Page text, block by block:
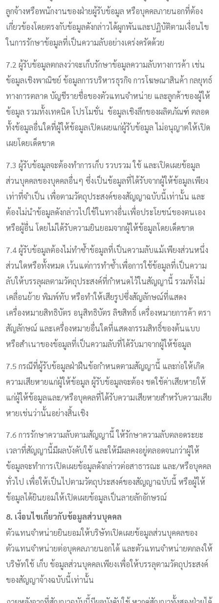
ลูกจ้างหรือพนักงานของฝ่ายผู้รับข้อมูล หรือบุคคลภายนอกที่ต้อง
เกี่ยวข้องโดยตรงกับข้อมูลดังกล่าวได้ผูกพันและปฏิบัติตามเงื่อนไข
ในการรักษาข้อมูลที่เป็นความลับอย่างเคร่งครัดด้วย
7.2 ผู้รับข้อมูลตกลงว่าจะเก็บรักษาข้อมูลความลับทางการค้า เช่น
ข้อมูลเชิงพาณิชย์ ข้อมูลการบริหารธุรกิจ การโฆษณาสินค้า กลยุทธ์
ทางการตลาด บัญชีรายชื่อของตัวแทนจำหน่าย และลูกค้าของผู้ให้
ข้อมูล รวมทั้งเทคนิค โปรโมชั่น ข้อมูลเชิงลึกของผลิตภัณฑ์ ตลอด
ทั้งข้อมูลอื่นใดที่ผู้ให้ข้อมูลเปิดเผยแก่ผู้รับข้อมูล ไม่อนุญาตให้เปิด
เผยโดยเด็ดขาด
7.3 ผู้รับข้อมูลจะต้องทำการเก็บ รวบรวม ใช้ และเปิดเผยข้อมูล
ส่วนบุคคลของบุคคลอื่นๆ ซึ่งเป็นข้อมูลที่ได้รับจากผู้ให้ข้อมูลเพียง
เท่าที่จำเป็น เพื่อตามวัตถุประสงค์ของสัญญาฉบับนี้เท่านั้น และ
ต้องไม่นำข้อมูลดังกล่าวไปใช้ในทางอื่นเพื่อประโยชน์ของตนเอง
หรือผู้อื่น โดยไม่ได้รับความยินยอมจากผู้ให้ข้อมูลโดยเด็ดขาด
7.4 ผู้รับข้อมูลต้องไม่ทำซ้ำข้อมูลที่เป็นความลับแม้เพียงส่วนหนึ่ง
ส่วนใดหรือทั้งหมด เว้นแต่การทำซ้ำเพื่อการใช้ข้อมูลที่เป็นความ
ลับให้บรรลุผลตามวัตถุประสงค์ที่กำหนดไว้ในสัญญานี้ รวมทั้งไม่
เคลื่อนย้าย พิมพ์ทับ หรือทำให้เสียรูปซึ่งสัญลักษณ์ที่แสดง
เครื่องหมายสิทธิบัตร อนุสิทธิบัตร ลิขสิทธิ์ เครื่องหมายการค้า ตรา
สัญลักษณ์ และเครื่องหมายอื่นใดที่แสดงกรรมสิทธิ์ของต้นแบบ
หรือสำเนาของข้อมูลที่เป็นความลับที่ได้รับมาจากผู้ให้ข้อมูล
7.5 กรณีที่ผู้รับข้อมูลฝ่าฝืนข้อกำหนดตามสัญญานี้ และก่อให้เกิด
ความเสียหายแก่ผู้ให้ข้อมูล ผู้รับข้อมูลจะต้อง ชดใช้ค่าเสียหายให้
แก่ผู้ให้ข้อมูลและ/หรือบุคคลที่ได้รับความเสียหายสำหรับความเสีย
หายเช่นว่านั้นอย่างสิ้นเชิง
7.6 การรักษาความลับตามสัญญานี้ ให้รักษาความลับตลอดระยะ
เวลาที่สัญญานี้มีผลบังคับใช้ และให้มีผลคงอยู่ตลอดจนกว่าผู้ให้
ข้อมูลจะทำการเปิดเผยข้อมูลดังกล่าวต่อสาธารณะ และ/หรือบุคคล
ทั่วไป เพื่อให้เป็นไปตามวัตถุประสงค์ของสัญญาฉบับนี้ หรือผู้ให้
ข้อมูลได้ยินยอมให้เปิดเผยข้อมูลเป็นลายลักอักษรณ์
8. เงื่อนไขเกี่ยวกับข้อมูลส่วนบุคคล
ตัวแทนจำหน่ายยินยอมให้บริษัทเปิดเผยข้อมูลส่วนบุคคลของ
ตัวแทนจำหน่ายต่อบุคคลภายนอกได้ และตัวแทนจำหน่ายตกลงให้
บริษัทใช้ เก็บ ข้อมูลส่วนบุคคลเพียงเพื่อให้บรรลุตามวัตถุประสงค์
ของสัญญาจ้างฉบับนี้เท่านั้น